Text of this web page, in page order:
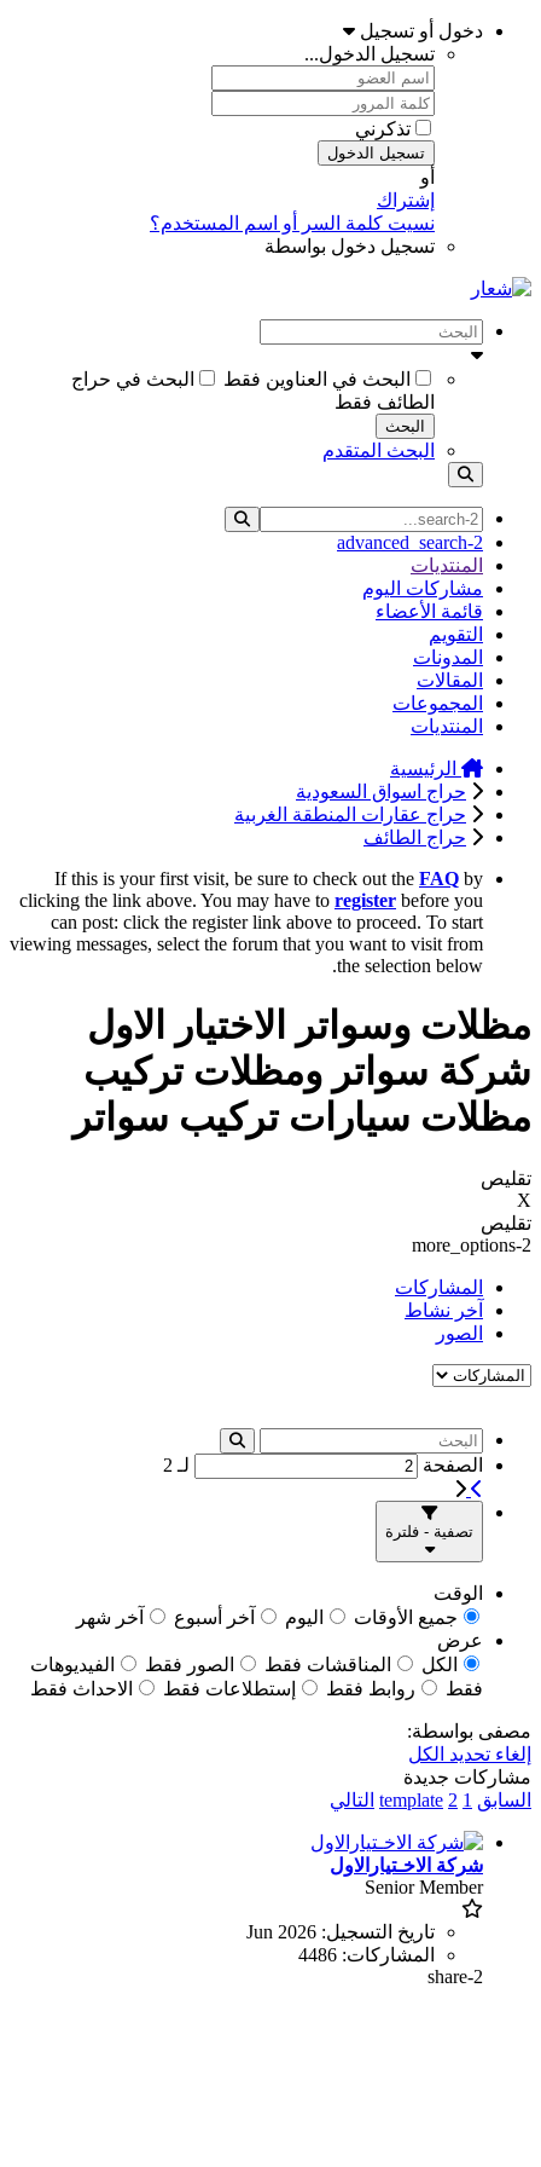
دخول أو تسجيل
تسجيل الدخول...
تذكرني
تسجيل الدخول
أو
إشتراك
نسيت كلمة السر أو اسم المستخدم؟
تسجيل دخول بواسطة
البحث في العناوين فقط
البحث في حراج
الطائف فقط
البحث
البحث المتقدم
advanced_search-2
المنتديات
مشاركات اليوم
قائمة الأعضاء
التقويم
المدونات
المقالات
المجموعات
المنتديات
الرئيسية
حراج اسواق السعودية
حراج عقارات المنطقة الغربية
حراج الطائف
If this is your first visit, be sure to check out the FAQ by
clicking the link above. You may have to register before you
can post: click the register link above to proceed. To start
viewing messages, select the forum that you want to visit from
the selection below.
مظلات وسواتر الاختيار الاول
شركة سواتر ومظلات تركيب
مظلات سيارات تركيب سواتر
تقليص
X
تقليص
more_options-2
المشاركات
آخر نشاط
الصور
الصفحة لـ 2
تصفية - فلترة
الوقت
جميع الأوقات
اليوم آخر أسبوع
آخر شهر
عرض
الكل
المناقشات فقط الصور فقط
الفيديوهات
فقط
روابط فقط إستطلاعات فقط الاحداث فقط
مصفى بواسطة:
إلغاء تحديد الكل
مشاركات جديدة
السابق 1
2
template التالي
شركة الاخـتيارالاول
Senior Member
تاريخ التسجيل: Jun 2026
المشاركات: 4486
share-2